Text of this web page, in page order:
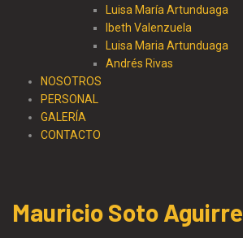
Luisa María Artunduaga
Ibeth Valenzuela
Luisa Maria Artunduaga
Andrés Rivas
NOSOTROS
PERSONAL
GALERÍA
CONTACTO
Mauricio Soto Aguirre